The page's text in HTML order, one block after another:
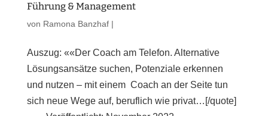
Führung & Management
von Ramona Banzhaf|
Auszug: ««Der Coach am Telefon. Alternative
Lösungsansätze suchen, Potenziale erkennen
und nutzen – mit einem Coach an der Seite tun
sich neue Wege auf, beruflich wie privat…[/quote]